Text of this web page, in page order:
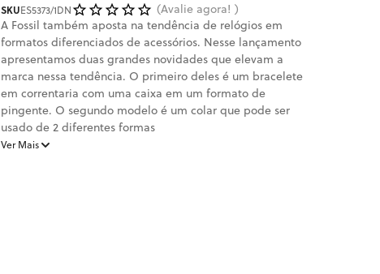
SKUES5373/1DN
Avalie agora!
A Fossil também aposta na tendência de relógios em
formatos diferenciados de acessórios. Nesse lançamento
apresentamos duas grandes novidades que elevam a
marca nessa tendência. O primeiro deles é um bracelete
em correntaria com uma caixa em um formato de
pingente. O segundo modelo é um colar que pode ser
usado de 2 diferentes formas
Ver Mais